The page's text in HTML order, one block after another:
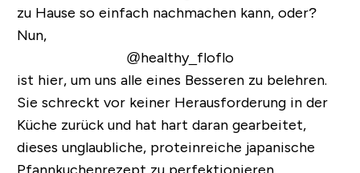
zu Hause so einfach nachmachen kann, oder?
Nun,
@healthy_floflo
ist hier, um uns alle eines Besseren zu belehren.
Sie schreckt vor keiner Herausforderung in der
Küche zurück und hat hart daran gearbeitet,
dieses unglaubliche, proteinreiche japanische